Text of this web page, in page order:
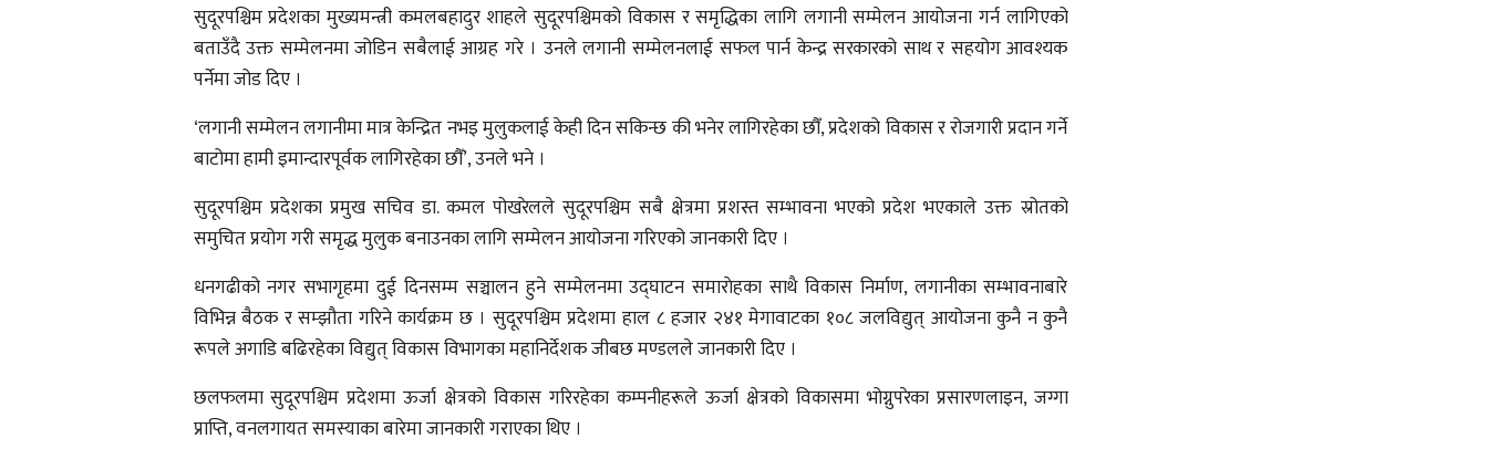
सुदूरपश्चिम प्रदेशका मुख्यमन्त्री कमलबहादुर शाहले सुदूरपश्चिमको विकास र समृद्धिका लागि लगानी सम्मेलन आयोजना गर्न लागिएको
बताउँदै उक्त सम्मेलनमा जोडिन सबैलाई आग्रह गरे । उनले लगानी सम्मेलनलाई सफल पार्न केन्द्र सरकारको साथ र सहयोग आवश्यक
पर्नेमा जोड दिए ।
‘लगानी सम्मेलन लगानीमा मात्र केन्द्रित नभइ मुलुकलाई केही दिन सकिन्छ की भनेर लागिरहेका छौँ, प्रदेशको विकास र रोजगारी प्रदान गर्ने
बाटोमा हामी इमान्दारपूर्वक लागिरहेका छौँ’, उनले भने ।
सुदूरपश्चिम प्रदेशका प्रमुख सचिव डा. कमल पोखरेलले सुदूरपश्चिम सबै क्षेत्रमा प्रशस्त सम्भावना भएको प्रदेश भएकाले उक्त स्रोतको
समुचित प्रयोग गरी समृद्ध मुलुक बनाउनका लागि सम्मेलन आयोजना गरिएको जानकारी दिए ।
धनगढीको नगर सभागृहमा दुई दिनसम्म सञ्चालन हुने सम्मेलनमा उद्घाटन समाराेहका साथै विकास निर्माण, लगानीका सम्भावनाबारे
विभिन्न बैठक र सम्झौता गरिने कार्यक्रम छ । सुदूरपश्चिम प्रदेशमा हाल ८ हजार २४१ मेगावाटका १०८ जलविद्युत् आयोजना कुनै न कुनै
रूपले अगाडि बढिरहेका विद्युत् विकास विभागका महानिर्देशक जीबछ मण्डलले जानकारी दिए ।
छलफलमा सुदूरपश्चिम प्रदेशमा ऊर्जा क्षेत्रको विकास गरिरहेका कम्पनीहरूले ऊर्जा क्षेत्रको विकासमा भोग्नुपरेका प्रसारणलाइन, जग्गा
प्राप्ति, वनलगायत समस्याका बारेमा जानकारी गराएका थिए ।